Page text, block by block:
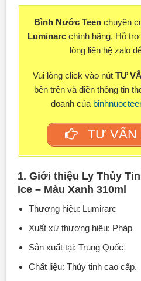
Bình Nước Teen chuyên
Luminarc chính hãng. Hỗ
lòng liên hệ zalo
Vui lòng click vào nút TƯ
bên trên và điền thông tin
doanh của
TƯ VẤN
1. Giới thiệu Ly Thủy
Ice – Màu Xanh 310ml
Thương hiệu: Lumirarc
Xuất xứ thương hiệu: Pháp
Sản xuất tại: Trung Quốc
Chất liệu: Thủy tinh cao cấp.